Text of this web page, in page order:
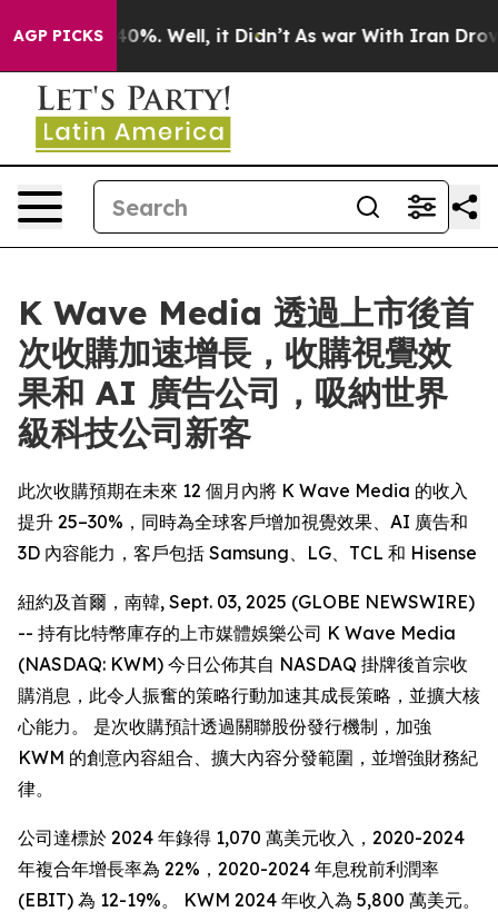
AGP PICKS40%. Well, it Didn’t As war With Iran Drove oil
K Wave Media 透過上市後首
次收購加速增長，收購視覺效
果和 AI 廣告公司，吸納世界
級科技公司新客
此次收購預期在未來 12 個月內將 K Wave Media 的收入
提升 25–30%，同時為全球客戶增加視覺效果、AI 廣告和
3D 內容能力，客戶包括 Samsung、LG、TCL 和 Hisense
紐約及首爾，南韓, Sept. 03, 2025 (GLOBE NEWSWIRE)
-- 持有比特幣庫存的上市媒體娛樂公司 K Wave Media
(NASDAQ: KWM) 今日公佈其自 NASDAQ 掛牌後首宗收
購消息，此令人振奮的策略行動加速其成長策略，並擴大核
心能力。 是次收購預計透過關聯股份發行機制，加強
KWM 的創意內容組合、擴大內容分發範圍，並增強財務紀
律。
公司達標於 2024 年錄得 1,070 萬美元收入，2020-2024
年複合年增長率為 22%，2020-2024 年息稅前利潤率
(EBIT) 為 12-19%。 KWM 2024 年收入為 5,800 萬美元。